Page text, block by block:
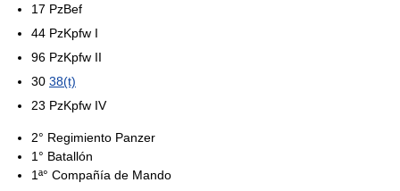
17 PzBef
44 PzKpfw I
96 PzKpfw II
30 38(t)
23 PzKpfw IV
2° Regimiento Panzer
1° Batallón
1ª° Compañía de Mando